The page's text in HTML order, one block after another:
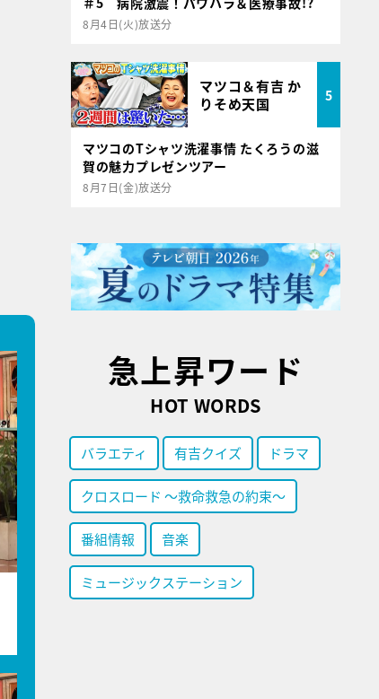
8月4日(火)放送分
マツコ＆有吉 か
りそめ天国
5
マツコのTシャツ洗濯事情 たくろうの滋
賀の魅力プレゼンツアー
8月7日(金)放送分
急上昇ワード
HOT WORDS
バラエティ 有吉クイズ ドラマ
クロスロード ～救命救急の約束～
番組情報 音楽
ミュージックステーション